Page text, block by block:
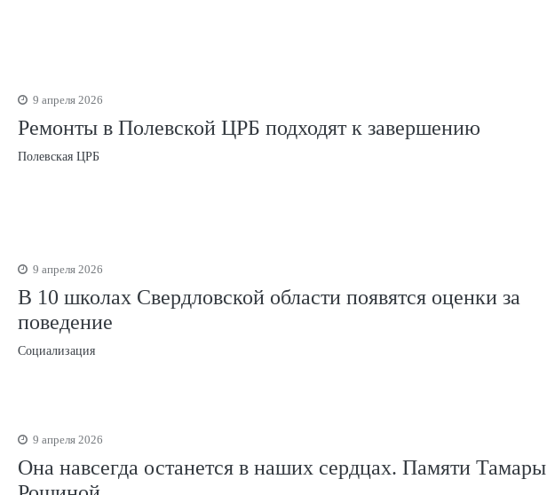
9 апреля 2026
Ремонты в Полевской ЦРБ подходят к завершению
Полевская ЦРБ
9 апреля 2026
В 10 школах Свердловской области появятся оценки за
поведение
Социализация
9 апреля 2026
Она навсегда останется в наших сердцах. Памяти Тамары